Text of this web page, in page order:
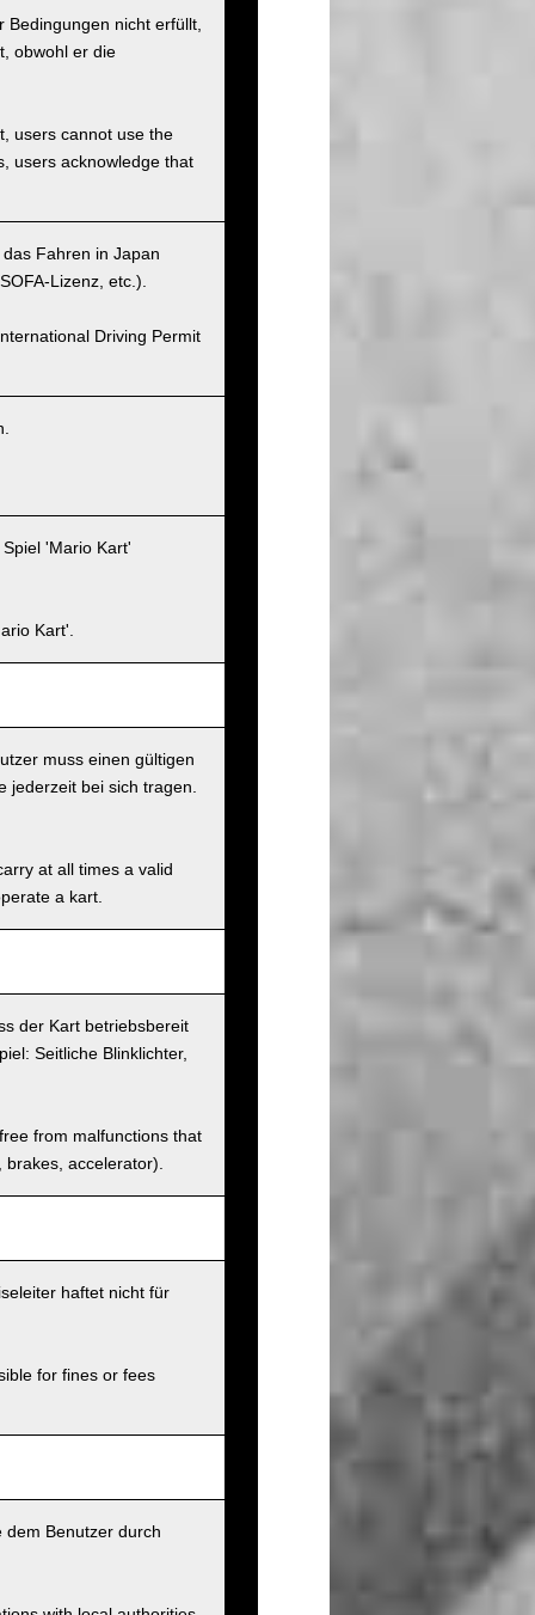
nicht erfüllt,
obwohl er die
users cannot use the
users acknowledge that
Fahren in Japan
Lizenz, etc.).
Driving Permit
'Mario Kart'
Kart'.
muss einen gültigen
bei sich tragen.
at all times a valid
a kart.
der Kart betriebsbereit
Seitliche Blinklichter,
from malfunctions that
accelerator).
haftet nicht für
for fines or fees
Benutzer durch